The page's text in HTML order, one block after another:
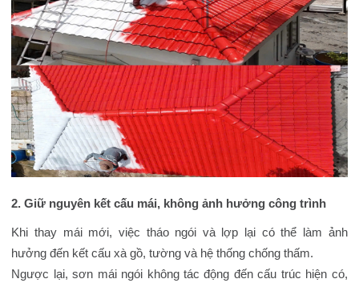
2. Giữ nguyên kết cấu mái, không ảnh hưởng công trình
Khi thay mái mới, việc tháo ngói và lợp lại có thể làm ảnh
hưởng đến kết cấu xà gồ, tường và hệ thống chống thấm.
Ngược lại, sơn mái ngói không tác động đến cấu trúc hiện có,